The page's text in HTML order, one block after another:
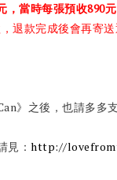
當時每張預收890元
退款完成後會再寄送
》之後，也請多多
見： http://